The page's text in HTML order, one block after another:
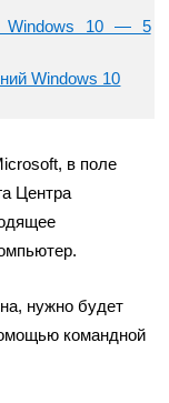
Windows 10 — 5
Windows 10
в поле
Центра
нужно будет
командной